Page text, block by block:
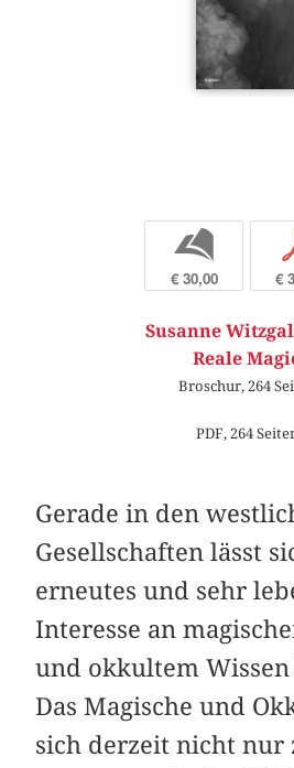
b
€ 30,00 €
Susanne
Reale
Broschur, 264
PDF, 264
Gerade in den
Gesellschaften lässt
erneutes und sehr
Interesse an
und okkultem
Das Magische und
sich derzeit nicht nur